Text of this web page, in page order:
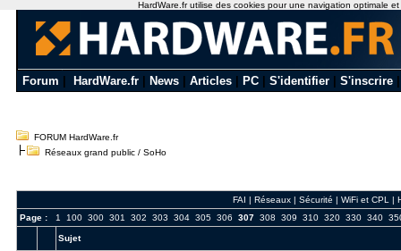
Forum HardWare.fr News Articles PC S'identifier S'inscrire
FORUM HardWare.fr
Réseaux grand public / SoHo
FAI |Réseaux |Sécurité|WiFi et CPL|
Page :
1 100 300 301 302 303 304 305 306 307 308 309 310 320 330 340
Sujet
HardWare.fr utilise des cookies pour une navigation optimale